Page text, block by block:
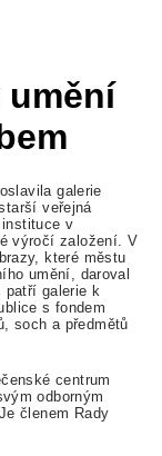
umění
galerie
veřejná
v
výročí založení. V
které městu
umění, daroval
patří galerie k
s fondem
soch a předmětů
centrum
odborným
členem Rady